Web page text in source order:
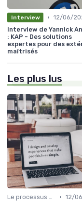
Interview • 12/06/
Interview de Yannick
: KAP - Des solutions
expertes pour des
maîtrisés
Les plus lus
Le processus d'acquisition • 12/